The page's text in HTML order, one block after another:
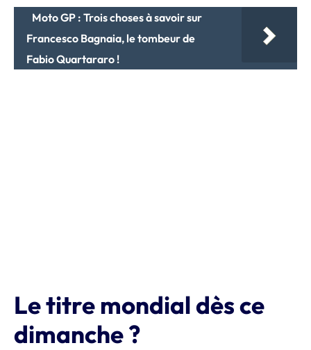
Moto GP : Trois choses à savoir sur
Francesco Bagnaia, le tombeur de
Fabio Quartararo !
Le titre mondial dès ce
dimanche ?